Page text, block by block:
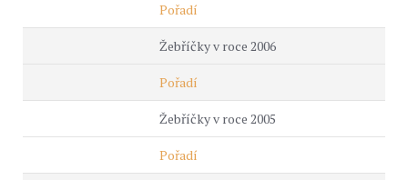
Pořadí
Žebříčky v roce 2006
Pořadí
Žebříčky v roce 2005
Pořadí